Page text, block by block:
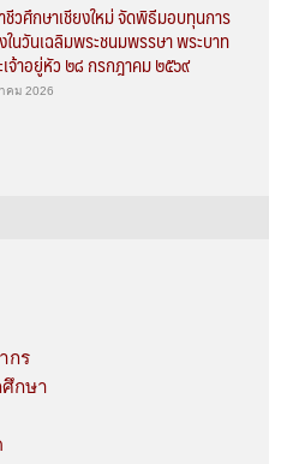
วศึกษาเชียงใหม่ จัดพิธีมอบทุนการ
ในวันเฉลิมพระชนมพรรษา พระบาท
จ้าอยู่หัว ๒๘ กรกฎาคม ๒๕๖๙
คม 2026
กร
กษา